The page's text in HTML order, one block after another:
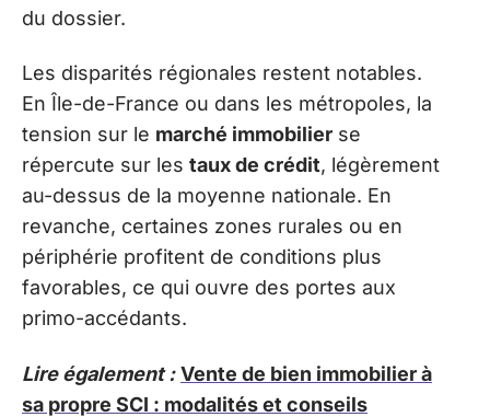
du dossier.
Les disparités régionales restent notables.
En Île-de-France ou dans les métropoles, la
tension sur le marché immobilier se
répercute sur les taux de crédit, légèrement
au-dessus de la moyenne nationale. En
revanche, certaines zones rurales ou en
périphérie profitent de conditions plus
favorables, ce qui ouvre des portes aux
primo-accédants.
Lire également : Vente de bien immobilier à
sa propre SCI : modalités et conseils